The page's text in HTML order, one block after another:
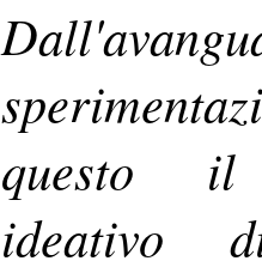
questo il
ideativo